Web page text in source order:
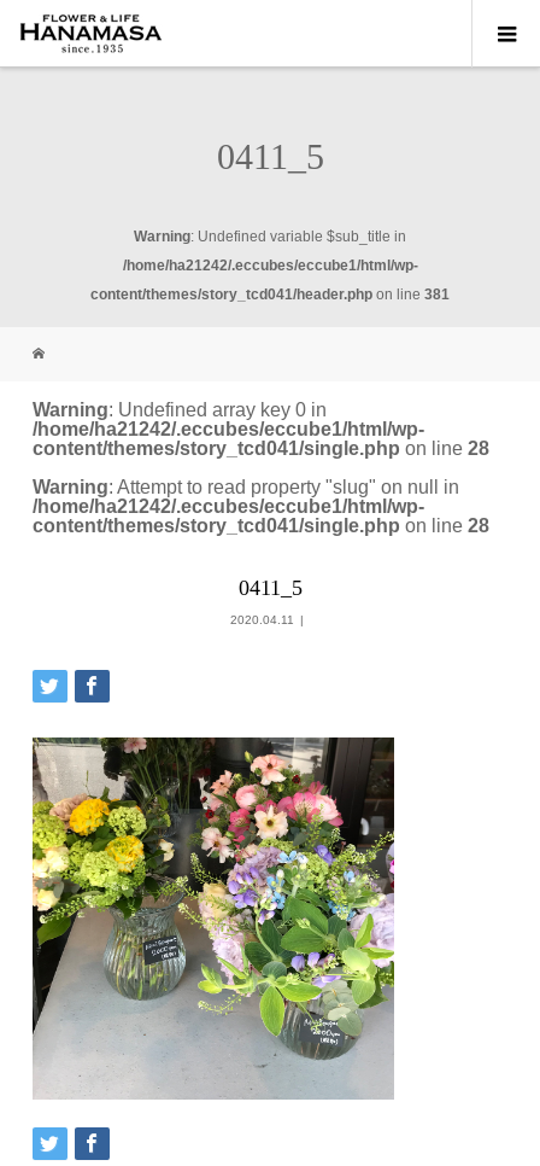
0411_5
Warning: Undefined variable $sub_title in
/home/ha21242/.eccubes/eccube1/html/wp-
content/themes/story_tcd041/header.php on line 381
Warning: Undefined array key 0 in
/home/ha21242/.eccubes/eccube1/html/wp-
content/themes/story_tcd041/single.php on line28
Warning: Attempt to read property "slug" on null in
/home/ha21242/.eccubes/eccube1/html/wp-
content/themes/story_tcd041/single.php on line28
0411_5
2020.04.11